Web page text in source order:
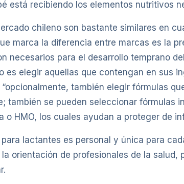
está recibiendo los elementos nutritivos
chileno son bastante similares en
marca la diferencia entre marcas es la
necesarios para el desarrollo temprano
es elegir aquellas que contengan en sus
también elegir fórmulas
también se pueden seleccionar fórmulas
HMO, los cuales ayudan a proteger de
lactantes es personal y única para
orientación de profesionales de la salud,